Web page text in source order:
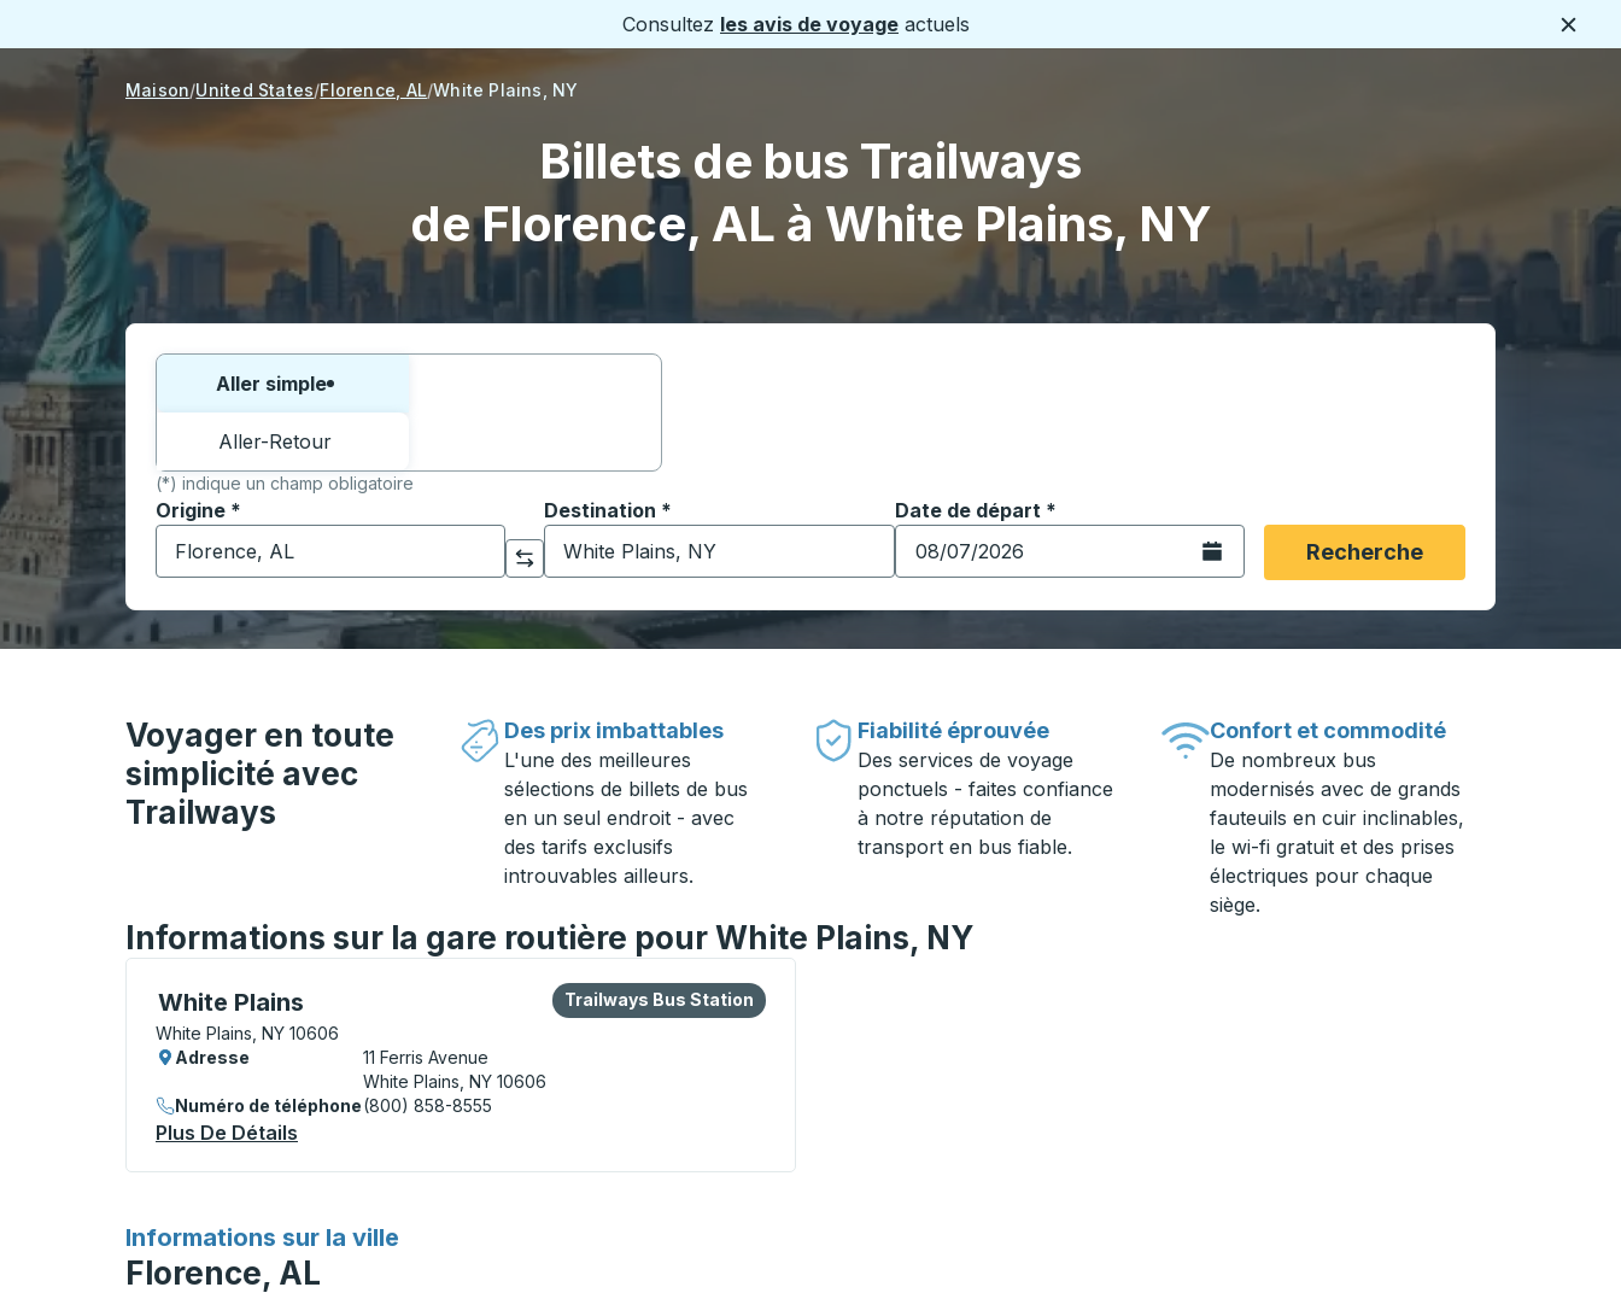
Consultez les avis de voyage actuels
Maison United States Florence, AL White Plains, NY
Billets de bus Trailways
de Florence, AL à White Plains, NY
Choisissez un sens ou un aller-retour:
Aller simple
Aller-Retour
(*) indique un champ obligatoire
Origine *
Commencez à saisir la ville d'origine pour ouvrir les options de localisation, puis utilisez les touches fléchées pour accéder à la ville d'origine souhaitée, puis
Cliquez pour changer vos sélections d'origine et de destination
Destination *
Commencez à saisir la ville de destination pour ouvrir les options de localisation, puis utilisez les touches fléchées
Date de départ *
Tapez la date au format date Barre oblique du mois à 2 chiffres Barre
Ouvrez le calendrier.Recherche
Voyager en toute
simplicité avec
Trailways
Des prix imbattables
L'une des meilleures
sélections de billets de bus
en un seul endroit - avec
des tarifs exclusifs
introuvables ailleurs.
Fiabilité éprouvée
Des services de voyage
ponctuels - faites confiance
à notre réputation de
transport en bus fiable.
Confort et commodité
De nombreux bus
modernisés avec de grands
fauteuils en cuir inclinables,
le wi-fi gratuit et des prises
électriques pour chaque
siège.
Informations sur la gare routière pour White Plains, NY
White Plains
Bus Station, utilisez les touches fléchées ou la touche Tab pour en savoir plus sur cette gare routière
White Plains, NY 10606
Bus Station
Trailways Bus Station
Adresse
11 Ferris Avenue
White Plains, NY 10606
Numéro de téléphone(800) 858-8555
Plus De Détails
Informations sur la ville
pour
Florence, AL